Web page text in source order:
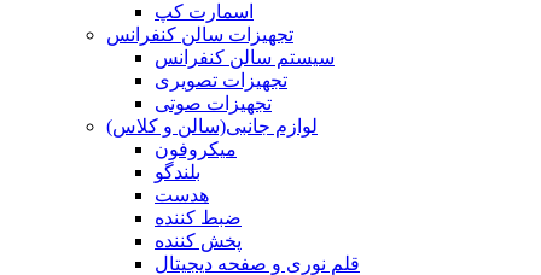
اسمارت کپ
تجهیزات سالن کنفرانس
سیستم سالن کنفرانس
تجهیزات تصویری
تجهیزات صوتی
لوازم جانبی(سالن و کلاس)
میکروفون
بلندگو
هدست
ضبط کننده
پخش کننده
قلم نوری و صفحه دیجیتال